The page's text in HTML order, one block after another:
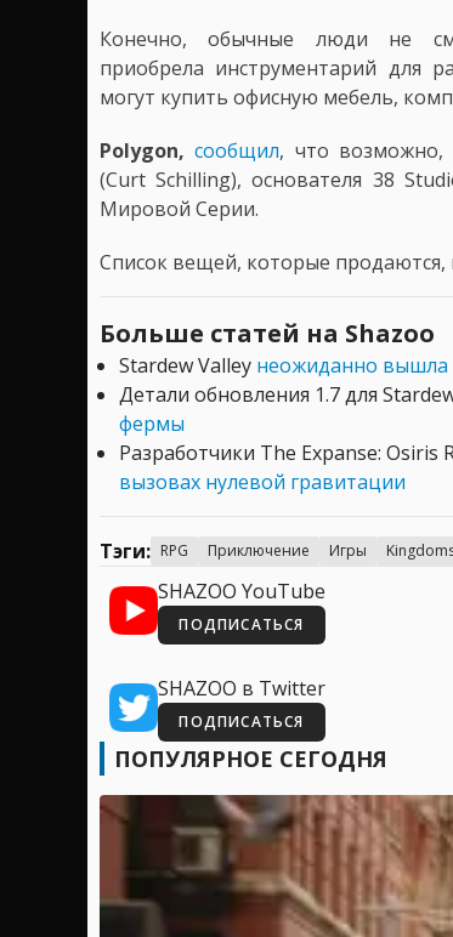
Конечно, обычные люди не
приобрела инструментарий для
могут купить офисную мебель,
Polygon,сообщил, что возможно,
(Curt Schilling), основателя 38
Мировой Серии.
Список вещей, которые
Больше статей на Shazoo
Stardew Valley неожиданно вышла
Детали обновления 1.7 для
фермы
Разработчики The Expanse: Osiris
вызовах нулевой гравитации
Тэги: RPG Приключение Игры
SHAZOO YouTube
ПОДПИСАТЬСЯ
SHAZOO в Twitter
ПОДПИСАТЬСЯ
ПОПУЛЯРНОЕ СЕГОДНЯ